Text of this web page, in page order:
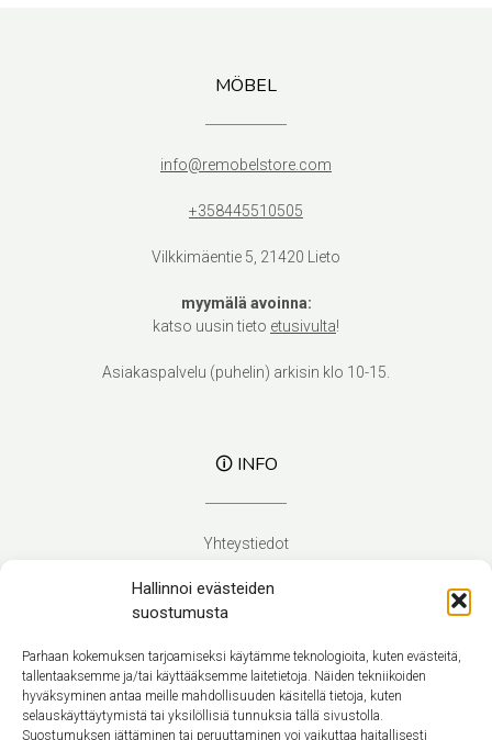
Hallinnoi evästeiden
suostumusta
Parhaan kokemuksen tarjoamiseksi käytämme teknologioita, kuten evästeitä,
tallentaaksemme ja/tai käyttääksemme laitetietoja. Näiden tekniikoiden
hyväksyminen antaa meille mahdollisuuden käsitellä tietoja, kuten
selauskäyttäytymistä tai yksilöllisiä tunnuksia tällä sivustolla.
Suostumuksen jättäminen tai peruuttaminen voi vaikuttaa haitallisesti
MÖBEL
info@remobelstore.com
+358445510505
Vilkkimäentie 5, 21420 Lieto
myymälä avoinna:
katso uusin tieto etusivulta!
Asiakaspalvelu (puhelin) arkisin klo 10-15.
🛈 INFO
Yhteystiedot
Toimitusehdot
Tietosuojaseloste
Suomi